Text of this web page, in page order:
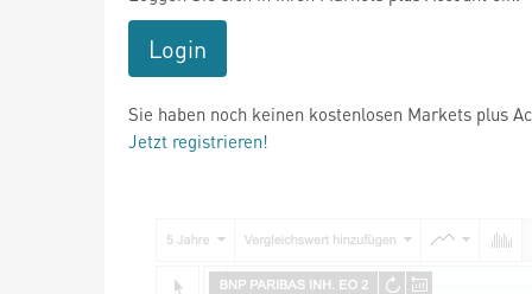
Login
Sie haben noch keinen kostenlosen Markets plus
Jetzt registrieren!